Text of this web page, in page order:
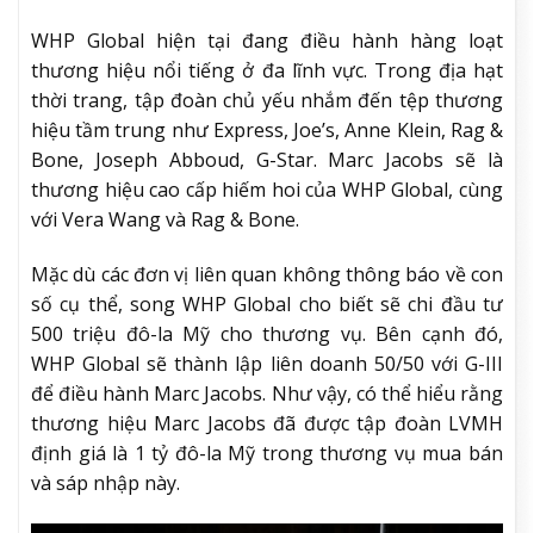
WHP Global hiện tại đang điều hành hàng loạt
thương hiệu nổi tiếng ở đa lĩnh vực. Trong địa hạt
thời trang, tập đoàn chủ yếu nhắm đến tệp thương
hiệu tầm trung như Express, Joe’s, Anne Klein, Rag &
Bone, Joseph Abboud, G-Star. Marc Jacobs sẽ là
thương hiệu cao cấp hiếm hoi của WHP Global, cùng
với Vera Wang và Rag & Bone.
Mặc dù các đơn vị liên quan không thông báo về con
số cụ thể, song WHP Global cho biết sẽ chi đầu tư
500 triệu đô-la Mỹ cho thương vụ. Bên cạnh đó,
WHP Global sẽ thành lập liên doanh 50/50 với G-III
để điều hành Marc Jacobs. Như vậy, có thể hiểu rằng
thương hiệu Marc Jacobs đã được tập đoàn LVMH
định giá là 1 tỷ đô-la Mỹ trong thương vụ mua bán
và sáp nhập này.